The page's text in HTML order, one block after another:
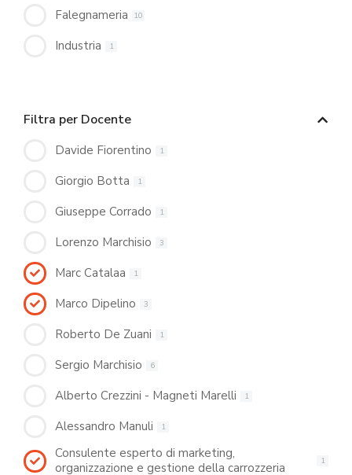
Falegnameria 10
Industria 1
Filtra per Docente
Davide Fiorentino 1
Giorgio Botta 1
Giuseppe Corrado 1
Lorenzo Marchisio 3
Marc Catalaa 1
Marco Dipelino 3
Roberto De Zuani 1
Sergio Marchisio 6
Alberto Crezzini - Magneti Marelli 1
Alessandro Manuli 1
Consulente esperto di marketing,
organizzazione e gestione della carrozzeria
1